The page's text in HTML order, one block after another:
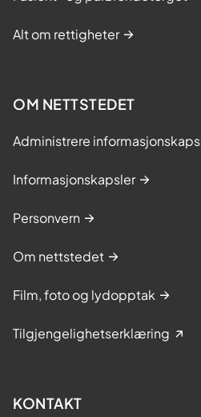
Alt om rettigheter
OM NETTSTEDET
Administrere
Informasjonskapsler
Personvern
Om nettstedet
Film, foto og lydopptak
Tilgjengelighetserklæring
KONTAKT